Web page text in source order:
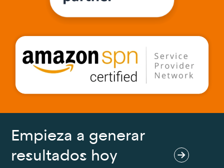
Empieza a generar
resultados hoy